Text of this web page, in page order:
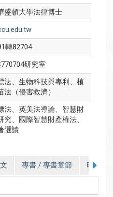
盛頓大學法律博士
轉82704
研究室
法、生物科技與專利、植
法（侵害救濟）
法、英美法導論、智慧財
究、國際智慧財產權法、
選讀
專書 / 專書章節 研究計